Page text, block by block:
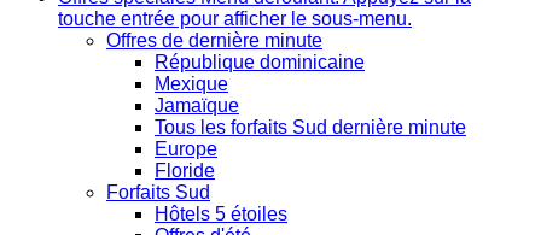
touche entrée pour afficher le sous-menu.
Offres de dernière minute
République dominicaine
Mexique
Jamaïque
Tous les forfaits Sud dernière minute
Europe
Floride
Forfaits Sud
Hôtels 5 étoiles